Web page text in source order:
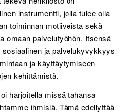
instrumentti, jolla tulee olla
toiminnan motiiveista sekä
omaan palvelutyöhön. Itsensä
sosiaalinen ja palvelukyvykkyys
ja käyttäytymiseen
kehittämistä.
harjoitella missä tahansa
ihmisiä. Tämä edellyttää